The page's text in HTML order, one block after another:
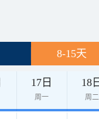
8-15天
17日
周一
18
周二